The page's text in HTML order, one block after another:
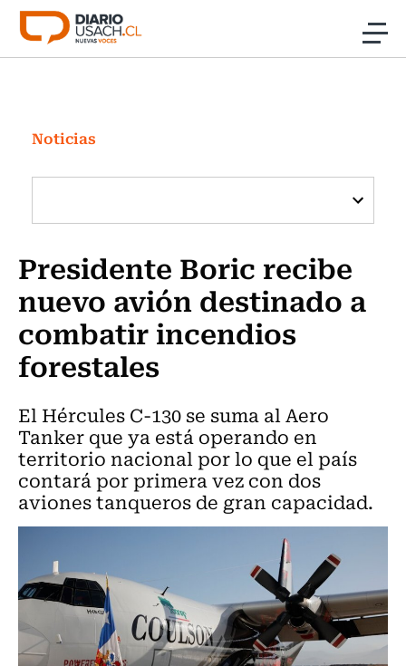
Click acá para ir directamente al contenido
Investigación
Cultura
Programas Radio y TV Usach
Noticias
Presidente Boric recibe
nuevo avión destinado a
combatir incendios
forestales
El Hércules C-130 se suma al Aero
Tanker que ya está operando en
territorio nacional por lo que el país
contará por primera vez con dos
aviones tanqueros de gran capacidad.